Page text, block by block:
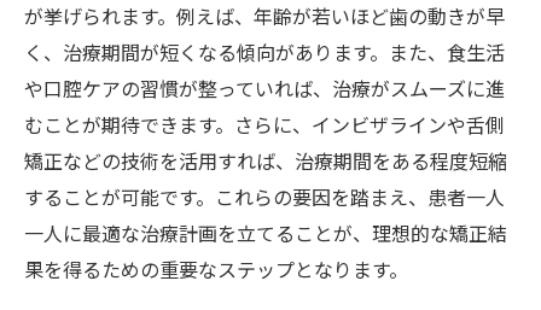
が挙げられます。例えば、年齢が若いほど歯の動きが早
く、治療期間が短くなる傾向があります。また、食生活
や口腔ケアの習慣が整っていれば、治療がスムーズに進
むことが期待できます。さらに、インビザラインや舌側
矯正などの技術を活用すれば、治療期間をある程度短縮
することが可能です。これらの要因を踏まえ、患者一人
一人に最適な治療計画を立てることが、理想的な矯正結
果を得るための重要なステップとなります。